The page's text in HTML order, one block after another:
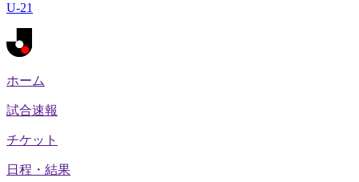
U-21
ホーム
試合速報
チケット
日程・結果